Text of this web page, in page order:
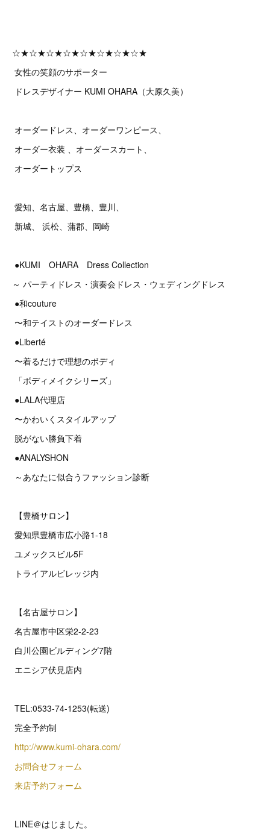
☆★☆★☆★☆★☆★☆★☆★☆★
女性の笑顔のサポーター
ドレスデザイナー KUMI OHARA（大原久美）
オーダードレス、オーダーワンピース、
オーダー衣装 、オーダースカート、
オーダートップス
愛知、名古屋、豊橋、豊川、
新城、 浜松、蒲郡、岡崎
●KUMI OHARA Dress Collection
～ パーティドレス・演奏会ドレス・ウェディングドレス
●和couture
〜和テイストのオーダードレス
●Liberté
〜着るだけで理想のボディ
「ボディメイクシリーズ」
●LALA代理店
〜かわいくスタイルアップ
脱がない勝負下着
●ANALYSHON
～あなたに似合うファッション診断
【豊橋サロン】
愛知県豊橋市広小路1-18
ユメックスビル5F
トライアルビレッジ内
【名古屋サロン】
名古屋市中区栄2‐2‐23
白川公園ビルディング7階
エニシア伏見店内
TEL:0533-74-1253(転送)
完全予約制
http://www.kumi-ohara.com/
お問合せフォーム
来店予約フォーム
LINE＠はじました。